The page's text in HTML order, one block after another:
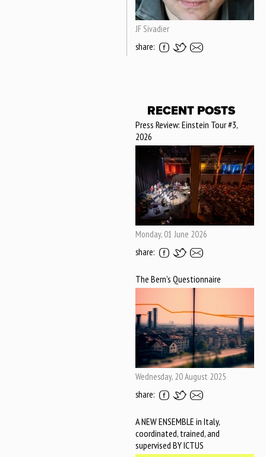
JF Sivadier
share:
RECENT POSTS
Press Review: Einstein Tour #3,
2026
Monday, 01 June 2026
share:
The Bern's Questionnaire
Wednesday, 20 August 2025
share:
A NEW ENSEMBLE in Italy,
coordinated, trained, and
supervised BY ICTUS